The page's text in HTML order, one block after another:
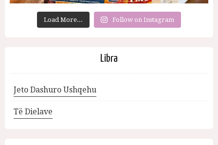
Load More... Follow on Instagram
Libra
Jeto Dashuro Ushqehu
Të Dielave